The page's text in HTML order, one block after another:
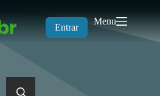
Entrar
Menu